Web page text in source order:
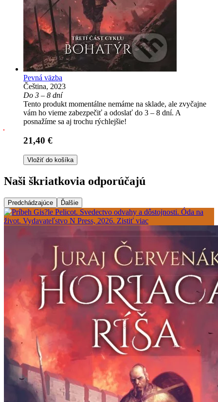
Pevná väzba
Čeština, 2023
Do 3 – 8 dní
Tento produkt momentálne nemáme na sklade, ale zvyčajne
vám ho vieme zabezpečiť a odoslať do 3 – 8 dní. A
posnažíme sa aj trochu rýchlejšie!
21,40 €
Vložiť do košíka
Naši škriatkovia odporúčajú
Predchádzajúce Ďalšie